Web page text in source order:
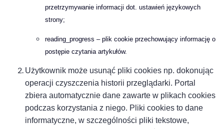
przetrzymywanie informacji dot. ustawień językowych
strony;
reading_progress – plik cookie przechowujący informację o
postępie czytania artykułów.
Użytkownik może usunąć pliki cookies np. dokonując
operacji czyszczenia historii przeglądarki. Portal
zbiera automatycznie dane zawarte w plikach cookies
podczas korzystania z niego. Pliki cookies to dane
informatyczne, w szczególności pliki tekstowe,